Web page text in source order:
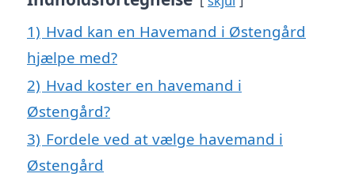
1) Hvad kan en Havemand i Østengård
hjælpe med?
2) Hvad koster en havemand i
Østengård?
3) Fordele ved at vælge havemand i
Østengård